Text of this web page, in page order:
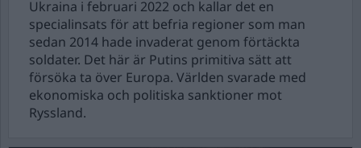
Ukraina i februari 2022 och kallar det en
specialinsats för att befria regioner som man
sedan 2014 hade invaderat genom förtäckta
soldater. Det här är Putins primitiva sätt att
försöka ta över Europa. Världen svarade med
ekonomiska och politiska sanktioner mot
Ryssland.